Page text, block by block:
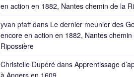
en action en 1882, Nantes chemin de la
yvan pfaffdans Le dernier meunier des
encore en action en 1882, Nantes chemin
Ripossière
Christelle Dupéré dans Apprentissage